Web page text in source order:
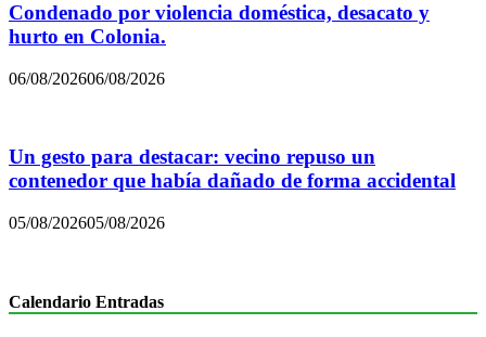
Condenado por violencia doméstica, desacato y
hurto en Colonia.
06/08/202606/08/2026
Un gesto para destacar: vecino repuso un
contenedor que había dañado de forma accidental
05/08/202605/08/2026
Calendario Entradas